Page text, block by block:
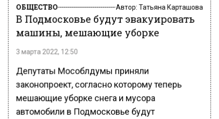
ОБЩЕСТВО Автор: Татьяна Карташова
В Подмосковье будут эвакуировать
машины, мешающие уборке
3 марта 2022, 12:50
Депутаты Мособлдумы приняли
законопроект, согласно которому теперь
мешающие уборке снега и мусора
автомобили в Подмосковье будут